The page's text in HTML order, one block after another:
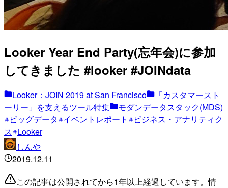
Looker Year End Party(忘年会)に参加
してきました #looker #JOINdata
Looker：JOIN 2019 at San Francisco
「カスタマースト
ーリー」を支えるツール特集
モダンデータスタック(MDS)
ビッグデータ イベントレポート
ビジネス・アナリティク
ス Looker
しんや
2019.12.11
この記事は公開されてから1年以上経過しています。情